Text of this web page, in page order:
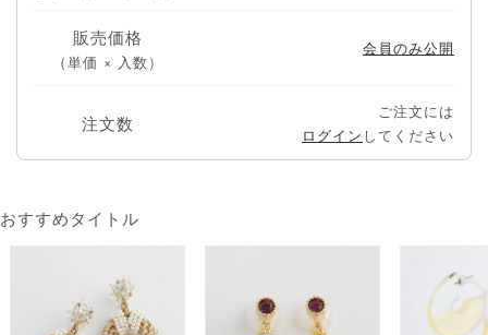
販売価格
（単価 × 入数）
会員のみ公開
注文数
ご注文には
ログイン してください
おすすめタイトル